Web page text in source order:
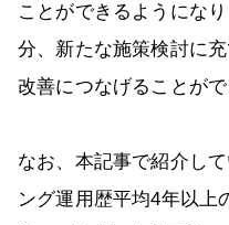
ことができるようにな
分、新たな施策検討に
改善につなげることがで
なお、本記事で紹介し
ング運用歴平均4年以上